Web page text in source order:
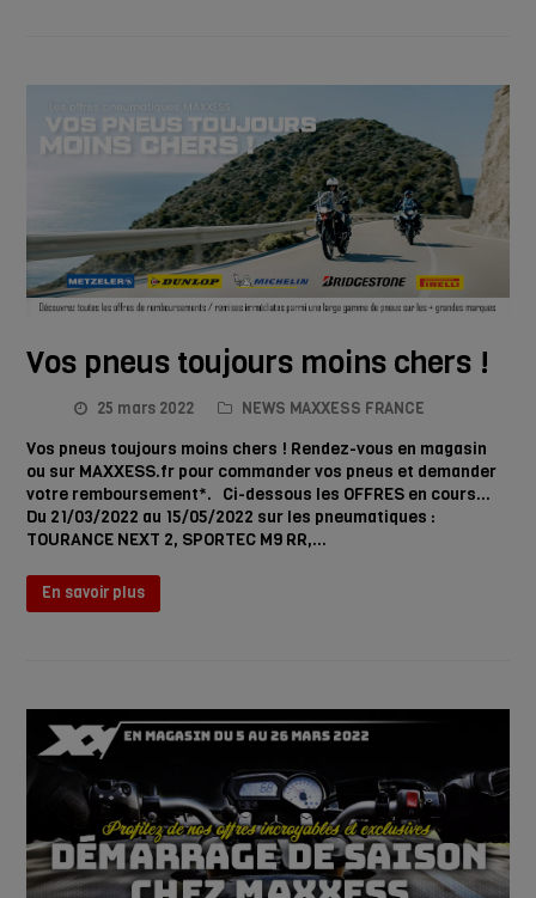
Vos pneus toujours moins chers !
25 mars 2022 NEWS MAXXESS FRANCE
Vos pneus toujours moins chers ! Rendez-vous en magasin
ou sur MAXXESS.fr pour commander vos pneus et demander
votre remboursement*. Ci-dessous les OFFRES en cours...
Du 21/03/2022 au 15/05/2022 sur les pneumatiques :
TOURANCE NEXT 2, SPORTEC M9 RR,…
En savoir plus